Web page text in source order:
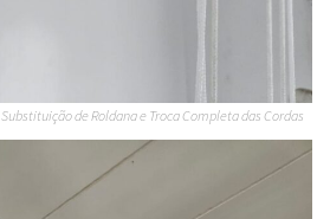
de Roldana e Troca Completa das Cordas